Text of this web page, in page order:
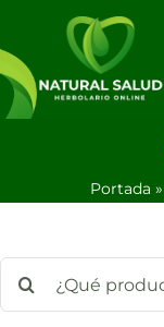
contenido
Portada »